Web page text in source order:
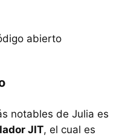
abierto
notables de Julia es
JIT, el cual es